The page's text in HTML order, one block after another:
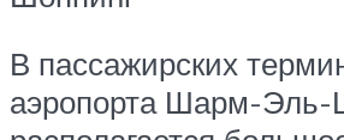
В пассажирских
аэропорта Шарм-